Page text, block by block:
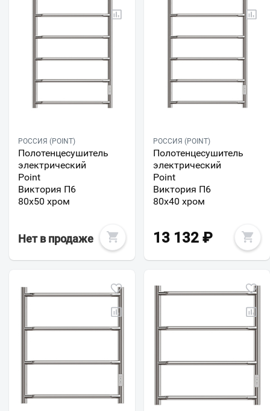
РОССИЯ (POINT)
Полотенцесушитель
электрический
Point
Виктория П6
80х50 хром
Нет в продаже
РОССИЯ (POINT)
Полотенцесушитель
электрический
Point
Виктория П6
80х40 хром
13 132 ₽